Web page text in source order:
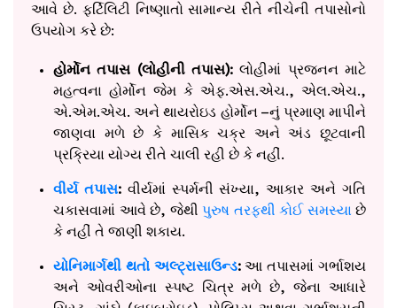
આવે છે. ફર્ટિલિટી નિષ્ણાતો સામાન્ય રીતે નીચેની તપાસોનો
ઉપયોગ કરે છે:
હોર્મોન તપાસ (લોહીની તપાસ): લોહીમાં પ્રજનન માટે
મહત્વના હોર્મોન જેમ કે એફ.એસ.એચ., એલ.એચ.,
એ.એમ.એચ. અને થાયરોઇડ હોર્મોન –નું પ્રમાણ માપીને
જાણવા મળે છે કે માસિક ચક્ર અને અંડ છૂટવાની
પ્રક્રિયા યોગ્ય રીતે ચાલી રહી છે કે નહીં.
વીર્ય તપાસ:વીર્યમાં સ્પર્મની સંખ્યા, આકાર અને ગતિ
ચકાસવામાં આવે છે, જેથી પુરુષ તરફથી કોઈ સમસ્યાછે
કે નહીં તે જાણી શકાય.
યોનિમાર્ગથી થતો અલ્ટ્રાસાઉન્ડ:આ તપાસમાં ગર્ભાશય
અને ઓવરીઓના સ્પષ્ટ ચિત્ર મળે છે, જેના આધારે